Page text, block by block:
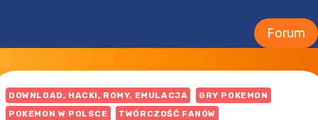
Forum
DOWNLOAD, HACKI, ROMY, EMULACJA
GRY POKEMON
POKEMON W POLSCE
TWÓRCZOŚĆ FANÓW